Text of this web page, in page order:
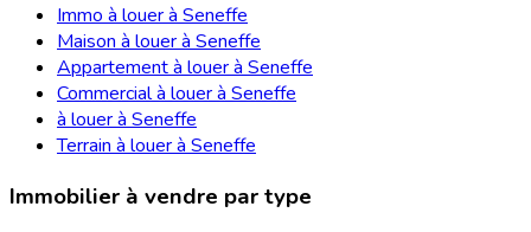
Immo à louer à Seneffe
Maison à louer à Seneffe
Appartement à louer à Seneffe
Commercial à louer à Seneffe
à louer à Seneffe
Terrain à louer à Seneffe
Immobilier à vendre par type